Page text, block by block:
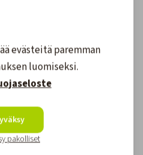
kokemuksia
4.6
arvostelu
evästeitä paremman
luomiseksi.
pakolliset